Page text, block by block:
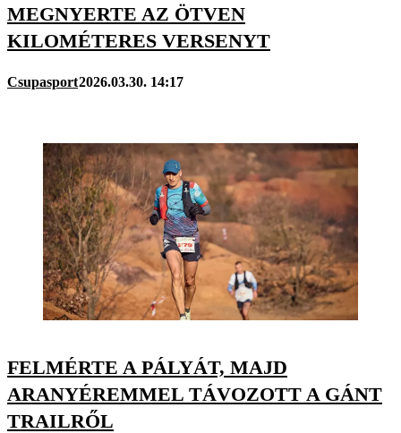
MEGNYERTE AZ ÖTVEN
KILOMÉTERES VERSENYT
Csupasport2026.03.30. 14:17
FELMÉRTE A PÁLYÁT, MAJD
ARANYÉREMMEL TÁVOZOTT A GÁNT
TRAILRŐL